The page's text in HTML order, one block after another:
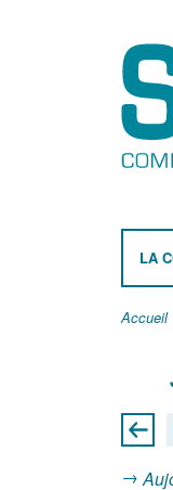
LA
Accueil